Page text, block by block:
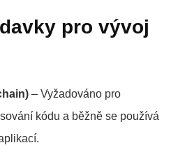
pro vývoj
– Vyžadováno pro
kódu a běžně se používá